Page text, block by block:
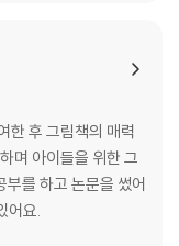
한 후 그림책의 매력
며 아이들을 위한 그
를 하고 논문을 썼어
어요.